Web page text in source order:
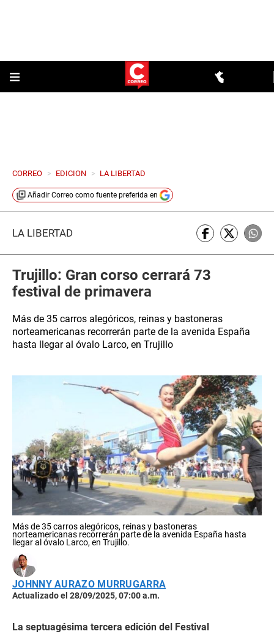
CORREO > EDICION > LA LIBERTAD
Añadir Correo como fuente preferida en
LA LIBERTAD
Trujillo: Gran corso cerrará 73
festival de primavera
Más de 35 carros alegóricos, reinas y bastoneras
norteamericanas recorrerán parte de la avenida España
hasta llegar al óvalo Larco, en Trujillo
Más de 35 carros alegóricos, reinas y bastoneras
norteamericanas recorrerán parte de la avenida España hasta
llegar al óvalo Larco, en Trujillo.
JOHNNY AURAZO MURRUGARRA
Actualizado el 28/09/2025, 07:00 a.m.
La septuagésima tercera edición del Festival